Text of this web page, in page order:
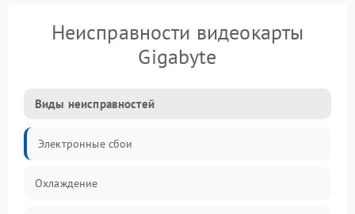
Неисправности видеокарты
Gigabyte
Виды неисправностей
Электронные сбои
Охлаждение